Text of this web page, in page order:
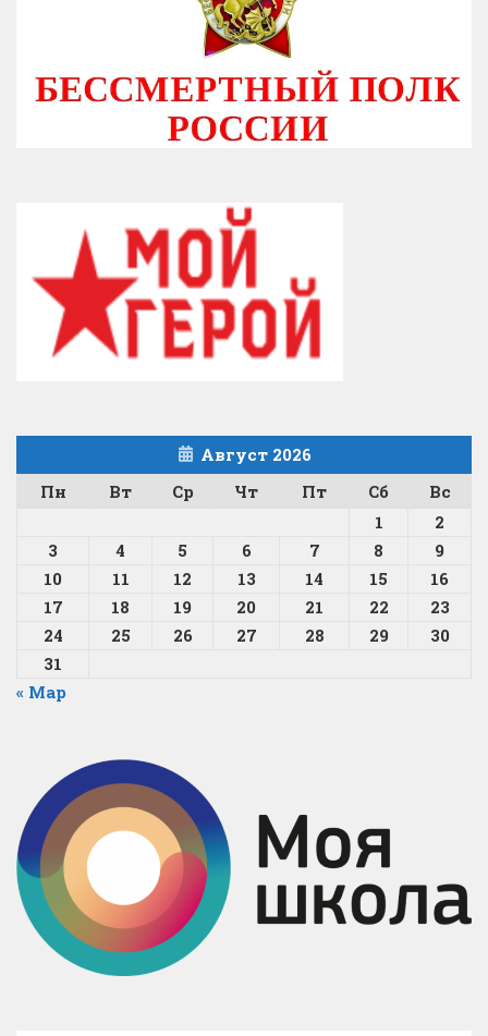
Август 2026
Пн
Вт Ср Чт Пт Сб
Вс
1
2
3
4 5 6 7 8
9
10
11 12 13 14 15
16
17
18 19 20 21 22
23
24
25 26 27 28 29
30
31
« Мар